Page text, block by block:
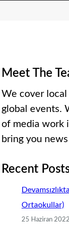
Meet The
We cover
global events.
of media work
bring you
Recent
Ortaokullar)
25 Haziran 2022